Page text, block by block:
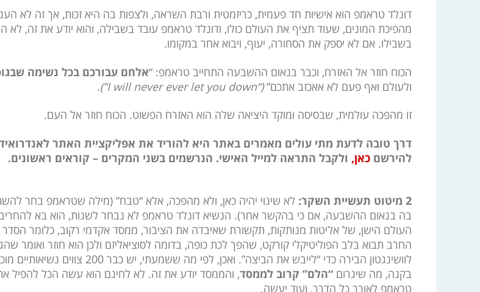
דונלד טראמפ הוא אישיות חד פעמית, כריזמטית ורבת השראה, ולצפות בה היא זכות, אך זה לא
מהפיכת המונים, שעוד תציף את העולם כולו, ודונלד טראמפ עובד בשבילה, והוא יודע את זה, לא
בשבילו. אם לא יספק את הסחורה, יעוף, ויבוא אחר במקומו.
הכוח חוזר אל האזרח, וכבר בנאום ההשבעה התחייב טראמפ: “אלחם עבורכם בכל נשימה
ולעולם ואף פעם לא אאכזב אתכם”(“I will never ever let you down”).
זו מהפכה עולמית, שבסיסה ומוקד היציאה שלה הוא האזרח הפשוט. הכוח חוזר אל העם.
דרך טובה לדעת מתי עולים מאמרים באתר היא להוריד את אפליקציית האתר
להירשם כאן, ולקבל התראה למייל האישי. הנרשמים בשני המקרים – קוראים ראשונים.
2 מיטוט תעשיית השקר:
לא שינוי יהיה כאן, ולא מהפכה, אלא “טבח” (מילה שטראמפ בחר
בה בנאום ההשבעה, אם כי בהקשר אחר). הנשיא דונלד טראמפ לא נבחר לשנות, הוא בא
העולם הישן, של אליטות מנותקות, תקשורת שאיבדה את הציבור, ממסד אקדמי רקוב, כלומר הסדר
החרב תבוא בלב הפוליטיקלי קורקט, שהפך לכת כופה, בדומה לסוציאליזם ולכן הוא חוזר ואומר
לוושינגטון הבירה כדי “לייבש את הביצה”. ואכן, לפי מה ששמעתי, יש כבר 200 צווים
בקנה, מה שיגרום “הלם” קרוב לממסד, והממסד יודע את זה. לא לחינם הוא עשה הכל להפיל
טראמפ לאורך כל הדרך, ועוד יעשה.